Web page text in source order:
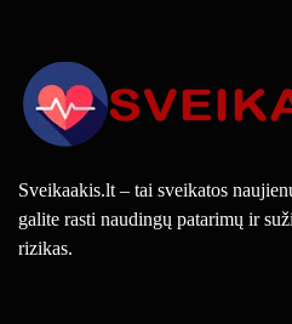
Sveikaakis.lt – tai sveikatos
galite rasti naudingų patarimų ir
rizikas.